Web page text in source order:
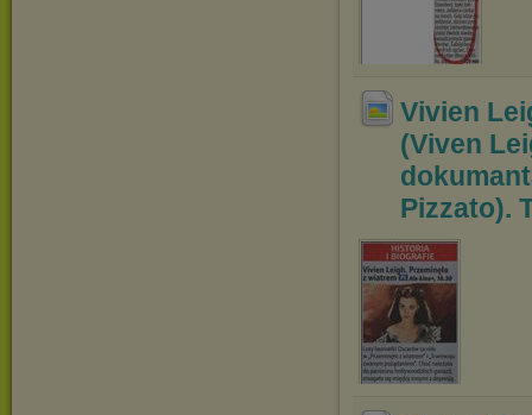
Vivien
(Viven Lei
Pizzato).